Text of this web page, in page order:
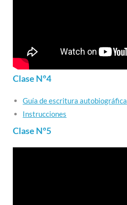
Clase Nº4
Guía de escritura autobiográfica
Instrucciones
Clase Nº5